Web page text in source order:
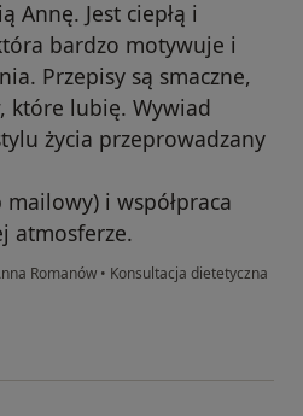
Annę. Jest ciepłą i
bardzo motywuje i
Przepisy są smaczne,
które lubię. Wywiad
życia przeprowadzany
i współpraca
atmosferze.
Romanów • Konsultacja dietetyczna